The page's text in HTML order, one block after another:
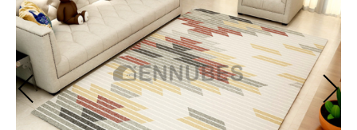
Otros de Cocina
Baño
Decoración
Alfombras